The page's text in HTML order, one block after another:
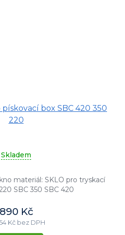
box SBC 420 350
220
Skladem
materiál: SKLO pro tryskací
SBC 350 SBC 420
890 Kč
Kč bez DPH